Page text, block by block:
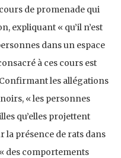
de promenade qui
expliquant « qu’il n’est
dans un espace
à ces cours est
les allégations
« les personnes
qu’elles projettent
la présence de rats dans
des comportements